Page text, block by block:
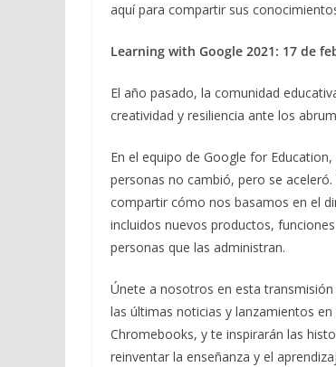
aquí para compartir sus
Learning with Google 2021: 17 de
El año pasado, la comunidad
creatividad y resiliencia ante los
En el equipo de Google for
personas no cambió, pero se
compartir cómo nos basamos en el
incluidos nuevos productos,
personas que las administran.
Únete a nosotros en esta
las últimas noticias y lanzamientos
Chromebooks, y te inspirarán las
reinventar la enseñanza y el